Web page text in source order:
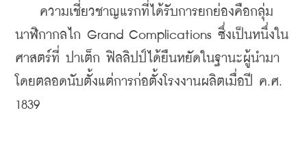
ความเชี่ยวชาญแรกที่ได้รับการยกย่องคือกลุ่ม
นาฬิกากลไก Grand Complications ซึ่งเป็นหนึ่งใน
ศาสตร์ที่ ปาเต็ก ฟิลลิปป์ได้ยืนหยัดในฐานะผู้นำมา
โดยตลอดนับตั้งแต่การก่อตั้งโรงงานผลิตเมื่อปี ค.ศ.
1839